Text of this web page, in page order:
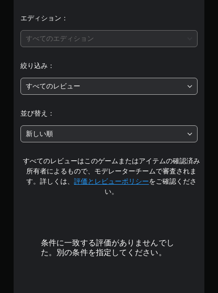
5
段
中
の
4
で
エディション：
すべてのエディション
絞り込み：
すべてのレビュー
並び替え：
新しい順
すべてのレビューはこのゲームまたはアイテムの確認済み
所有者によるもので、モデレーターチームで審査されま
す。詳しくは、 評価とレビューポリシーをご確認くださ
い。
条件に一致する評価がありませんでし
た。別の条件を指定してください。